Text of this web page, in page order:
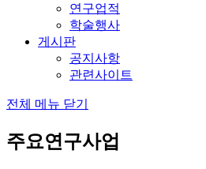
연구업적
학술행사
게시판
공지사항
관련사이트
전체 메뉴 닫기
주요연구사업